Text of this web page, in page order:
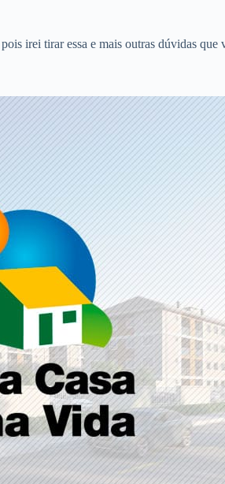
irei tirar essa e mais outras dúvidas